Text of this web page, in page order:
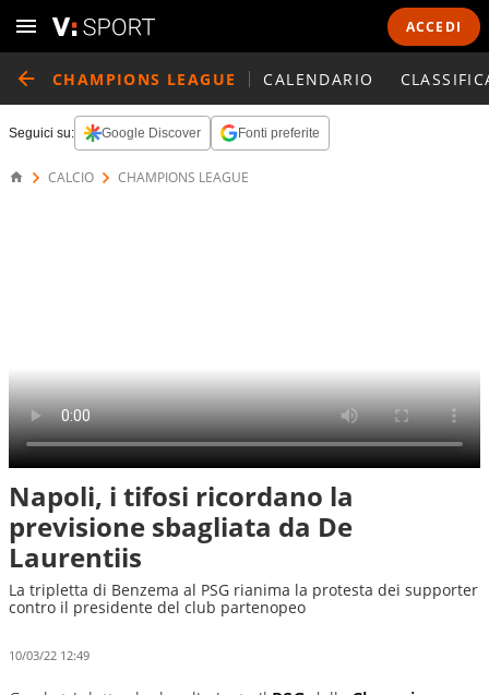
ACCEDI
CHAMPIONS LEAGUE CALENDARIO
Seguici su: Google Discover Fonti preferite
CALCIO CHAMPIONS LEAGUE
Napoli, i tifosi ricordano la
previsione sbagliata da De
Laurentiis
La tripletta di Benzema al PSG rianima la protesta dei supporter
contro il presidente del club partenopeo
10/03/22 12:49